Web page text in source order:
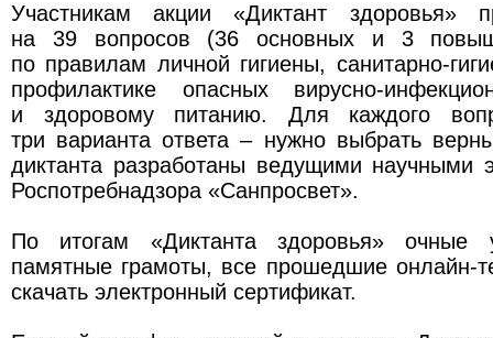
Участникам акции «Диктант здоровья»
на 39 вопросов (36 основных и 3
по правилам личной гигиены, санитарно-
профилактике опасных вирусно-
и здоровому питанию. Для каждого
три варианта ответа – нужно выбрать
диктанта разработаны ведущими научными
Роспотребнадзора «Санпросвет».
По итогам «Диктанта здоровья» очные
памятные грамоты, все прошедшие онлайн-
скачать электронный сертификат.